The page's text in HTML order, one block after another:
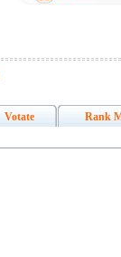
Votate
Rank